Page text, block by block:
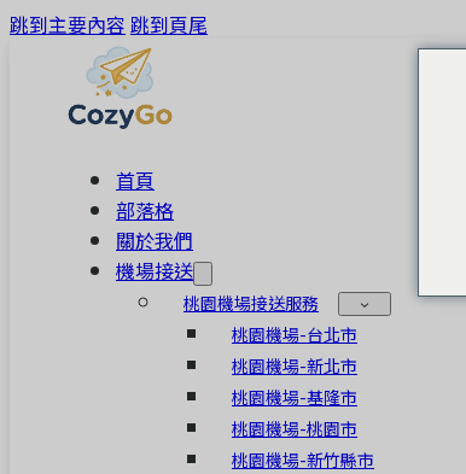
跳到主要內容 跳到頁尾
首頁
部落格
關於我們
機場接送
桃園機場接送服務
桃園機場-台北市
桃園機場-新北市
桃園機場-基隆市
桃園機場-桃園市
桃園機場-新竹縣市